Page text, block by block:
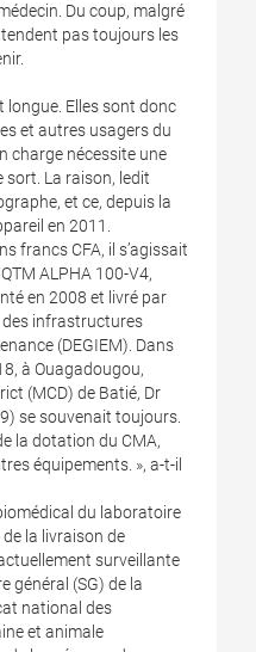
Du coup, malgré
pas toujours les
longue. Elles sont donc
et autres usagers du
charge nécessite une
sort. La raison, ledit
et ce, depuis la
en 2011.
francs CFA, il s’agissait
ALPHA 100-V4,
en 2008 et livré par
des infrastructures
(DEGIEM). Dans
à Ouagadougou,
(MCD) de Batié, Dr
se souvenait toujours.
la dotation du CMA,
équipements. », a-t-il
du laboratoire
la livraison de
surveillante
général (SG) de la
national des
et animale